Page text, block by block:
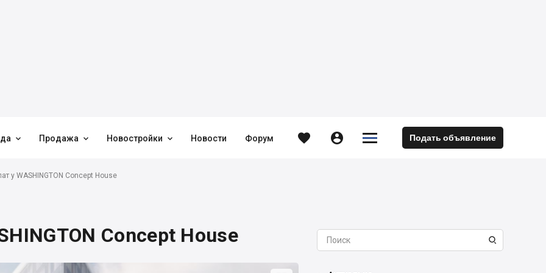
 Продажа  Новостройки  Новости Форум   

 Подать объявление
у WASHINGTON Concept House
Concept House 